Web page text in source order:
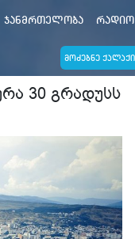
ჯანმრთელობა რადიო
30 გრადუსს